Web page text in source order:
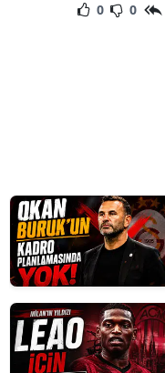
0 0